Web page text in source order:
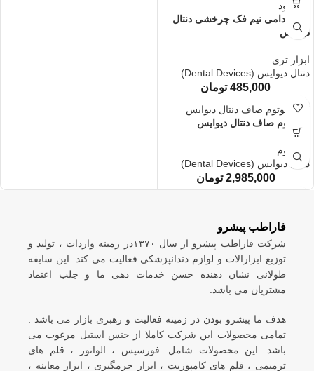
ناموجود
تری قدامی نیم فک چرخشی دنتال
دیوایس
ابزار تری
دنتال دیوایس (Dental Devices)
485,000 تومان
استوتوم صاف دنتال دیوایس
استوتوم
دنتال دیوایس (Dental Devices)
2,985,000 تومان
فاراطب پیشرو
شرکت فاراطب پیشرو از سال ۱۳۷۰در زمینه واردات ، تولید و
توزیع ابزارالات و لوازم دندانپزشکی فعالیت می کند. این سابقه
طولانی نشان دهنده حسن خدمات دهی ما و جلب اعتماد
مشتریان می باشد.
هدف ما پیشرو بودن در زمینه فعالیت و رهبری بازار می باشد .
تمامی محصولات این شرکت کاملا از جنس استیل مرغوب می
باشد. این محصولات شامل: فورسپس ، الواتور ، قلم های
ترمیمی ، قلم های کامپوزیت ، ابزار جرمگیری ، ابزار معاینه ،